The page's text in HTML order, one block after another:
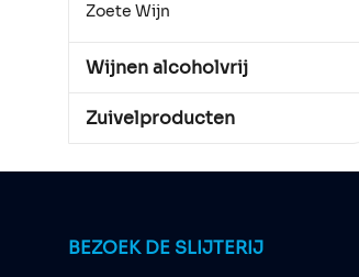
Zoete Wijn
Wijnen alcoholvrij
Zuivelproducten
BEZOEK DE SLIJTERIJ